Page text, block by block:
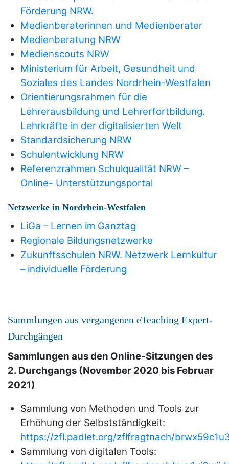
Förderung NRW.
Medienberaterinnen und Medienberater
Medienberatung NRW
Medienscouts NRW
Ministerium für Arbeit, Gesundheit und
Soziales des Landes Nordrhein-Westfalen
Orientierungsrahmen für die
Lehrerausbildung und Lehrerfortbildung.
Lehrkräfte in der digitalisierten Welt
Standardsicherung NRW
Schulentwicklung NRW
Referenzrahmen Schulqualität NRW –
Online- Unterstützungsportal
Netzwerke in Nordrhein-Westfalen
LiGa – Lernen im Ganztag
Regionale Bildungsnetzwerke
Zukunftsschulen NRW. Netzwerk Lernkultur
– individuelle Förderung
Sammlungen aus vergangenen eTeaching Expert-
Durchgängen
Sammlungen aus den Online-Sitzungen des
2. Durchgangs (November 2020 bis Februar
2021)
Sammlung von Methoden und Tools zur
Erhöhung der Selbstständigkeit:
https://zfl.padlet.org/zflfragtnach/
Sammlung von digitalen Tools: